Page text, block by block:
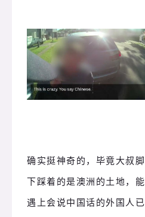
确实挺神奇的，毕竟大叔脚
下踩着的是澳洲的土地，能
遇上会说中国话的外国人已